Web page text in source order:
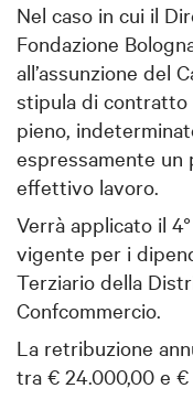
Nel caso in cui il
Fondazione
all’assunzione del
stipula di contratto
pieno,
espressamente
effettivo lavoro.
Verrà applicato il
vigente per i
Terziario della
Confcommercio.
La retribuzione
tra € 24.000,00 e